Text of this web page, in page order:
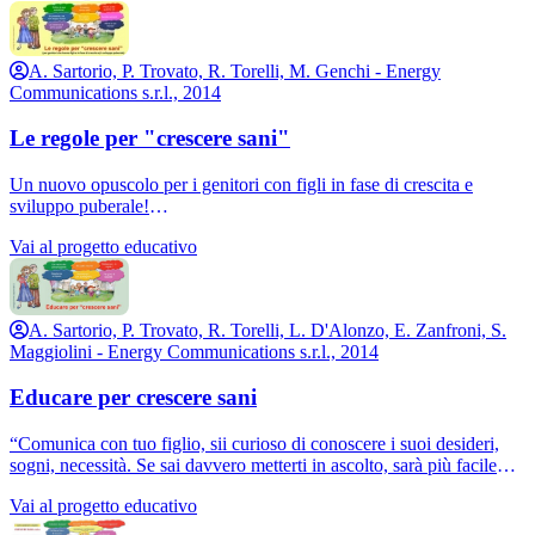
inglese “Rules for a healthy growth”, che puoi scaricare
gratuitamente cliccando su “download preview pdf”.
In ottica EXPO 2015, abbiamo già fatto dono di alcune copie
dell’opuscolo inglese ai Consolati di USA, UK, India, Filippine,
ecc., proponendoci come partner scientifici e culturali per possibili
A. Sartorio, P. Trovato, R. Torelli, M. Genchi - Energy
Communications s.r.l., 2014
Le regole per "crescere sani"
Un nuovo opuscolo per i genitori con figli in fase di crescita e
sviluppo puberale!
insegnanti della scuola in Ospedale e con gli psicologi dello
sviluppo dell’Istituto Auxologico Italiano, si rivolge ai genitori
fornendo consigli psico-educativi molto utili per la “crescita sana”
(non solo fisica!) dei loro figli.
Vai al progetto educativo
A. Sartorio, P. Trovato, R. Torelli, L. D'Alonzo, E. Zanfroni, S.
Maggiolini - Energy Communications s.r.l., 2014
Educare per crescere sani
“Comunica con tuo figlio, sii curioso di conoscere i suoi desideri,
sogni, necessità. Se sai davvero metterti in ascolto, sarà più facile
Questo è solo uno dei tanti consigli utili per i genitori contenuti
nell’opuscolo realizzato da CRESCERE SANI Onlus con il
Vai al progetto educativo